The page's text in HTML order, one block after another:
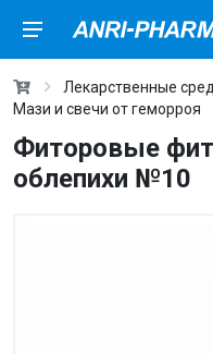
Лекарственные
Мази и свечи от геморроя
Фиторовые
облепихи №10